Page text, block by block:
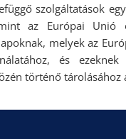
szolgáltatások
az Európai Unió
melyek az
és
történő